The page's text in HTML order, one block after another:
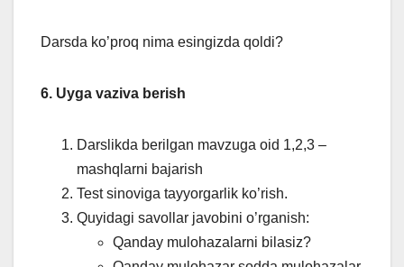
Darsda ko’proq nima esingizda qoldi?
6. Uyga vaziva berish
Darslikda berilgan mavzuga oid 1,2,3 –
mashqlarni bajarish
Test sinoviga tayyorgarlik ko’rish.
Quyidagi savollar javobini o’rganish:
Qanday mulohazalarni bilasiz?